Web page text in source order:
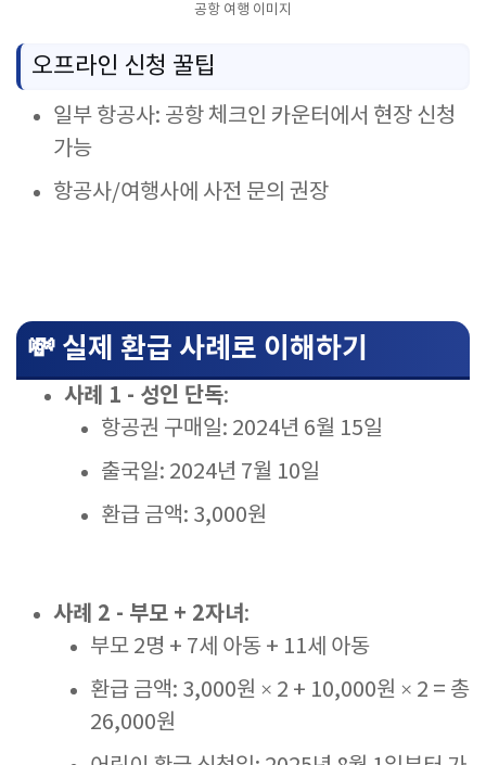
공항 여행 이미지
오프라인 신청 꿀팁
일부 항공사: 공항 체크인 카운터에서 현장 신청
가능
항공사/여행사에 사전 문의 권장
💸 실제 환급 사례로 이해하기
사례 1 - 성인 단독:
항공권 구매일: 2024년 6월 15일
출국일: 2024년 7월 10일
환급 금액: 3,000원
사례 2 - 부모 + 2자녀 :
부모 2명 + 7세 아동 + 11세 아동
환급 금액: 3,000원 × 2 + 10,000원 × 2 = 총
26,000원